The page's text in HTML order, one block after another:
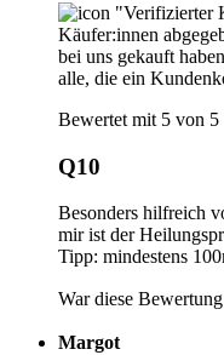
"Verifizierter
Käufer:innen
bei uns gekauft
alle, die ein
Bewertet mit 5 von 5
Q10
Besonders hilfreich
mir ist der
Tipp: mindestens
War diese
Margot